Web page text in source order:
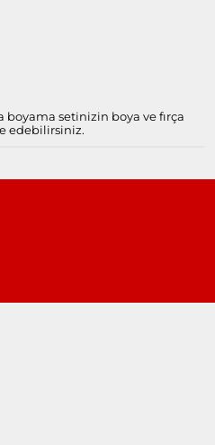
boyama setinizin boya ve fırça
edebilirsiniz.